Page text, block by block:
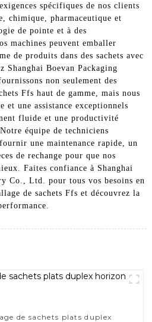
spécifiques de nos clients
chimique, pharmaceutique et
de pointe et à des
machines peuvent emballer
de produits dans des sachets avec
Shanghai Boevan Packaging
non seulement des
Ffs haut de gamme, mais nous
et une assistance exceptionnels
fluide et une productivité
équipe de techniciens
une maintenance rapide, un
de rechange pour que nos
Faites confiance à Shanghai
Co., Ltd. pour tous vos besoins en
de sachets Ffs et découvrez la
de sachets plats duplex